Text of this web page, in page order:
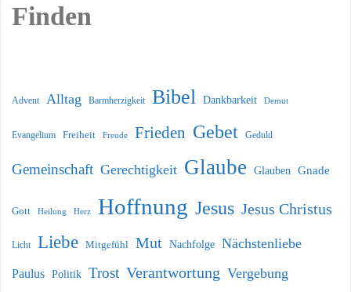
Finden
Advent Alltag Barmherzigkeit Bibel Dankbarkeit Demut
Evangelium Freiheit Freude Frieden Gebet Geduld
Gemeinschaft Gerechtigkeit Glaube Glauben Gnade
Gott Heilung Herz Hoffnung Jesus Jesus Christus
Licht Liebe Mitgefühl Mut Nachfolge Nächstenliebe
Paulus Politik Trost Verantwortung Vergebung